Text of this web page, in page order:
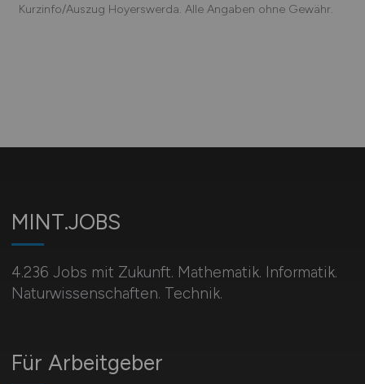
Kurzinfo/Auszug Hoyerswerda. Alle Angaben ohne Gewähr.
MINT.JOBS
4.236 Jobs mit Zukunft. Mathematik. Informatik.
Naturwissenschaften. Technik.
Für Arbeitgeber